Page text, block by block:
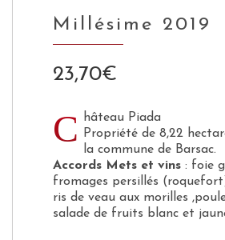
Millésime 2019
23,70€
C
hâteau Piada
Propriété de 8,22
la commune de Barsac.
Accords Mets et vins : foie
fromages persillés
ris de veau aux morilles
salade de fruits blanc et